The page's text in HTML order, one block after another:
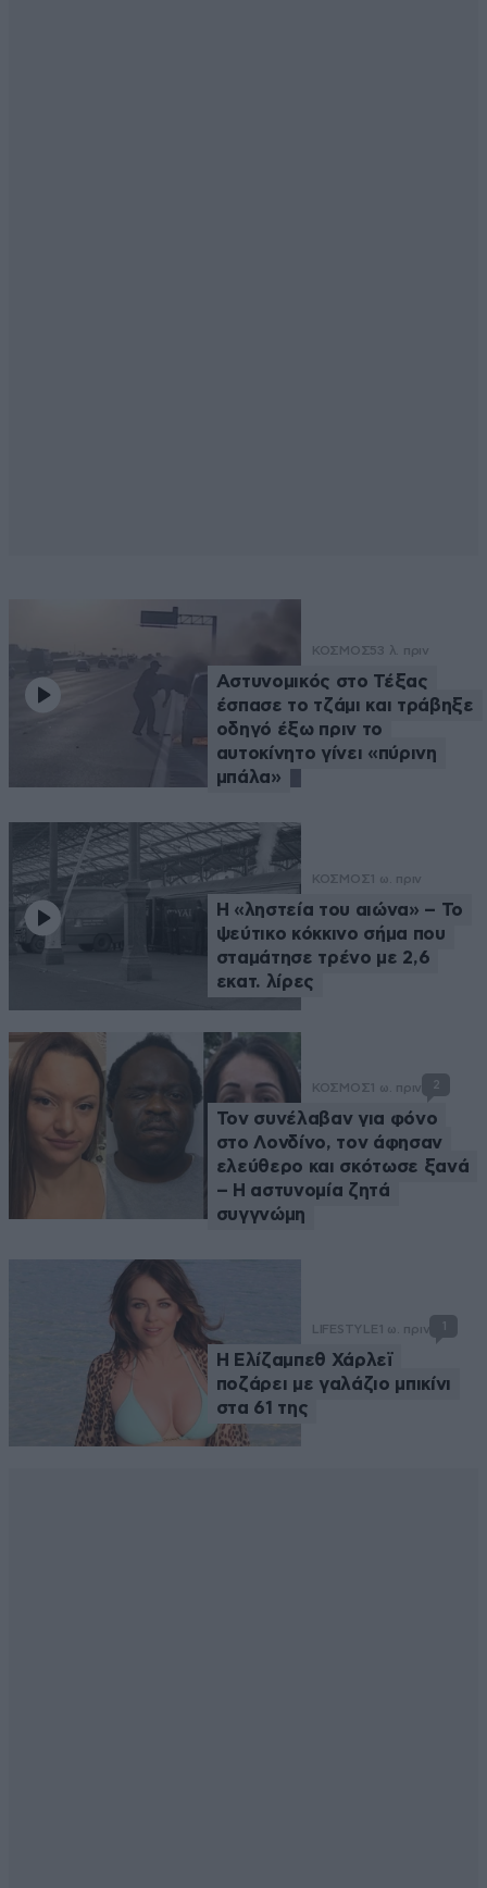
ΚΟΣΜΟΣ53 λ. πριν
Αστυνομικός στο Τέξας
έσπασε το τζάμι και τράβηξε
οδηγό έξω πριν το
αυτοκίνητο γίνει «πύρινη
μπάλα»
ΚΟΣΜΟΣ 1 ω. πριν
Η «ληστεία του αιώνα» – Το
ψεύτικο κόκκινο σήμα που
σταμάτησε τρένο με 2,6
εκατ. λίρες
ΚΟΣΜΟΣ 1 ω. πριν 2
Τον συνέλαβαν για φόνο
στο Λονδίνο, τον άφησαν
ελεύθερο και σκότωσε ξανά
– Η αστυνομία ζητά
συγγνώμη
LIFESTYLE 1 ω. πριν
Η Ελίζαμπεθ Χάρλεϊ
ποζάρει με γαλάζιο μπικίνι
στα 61 της